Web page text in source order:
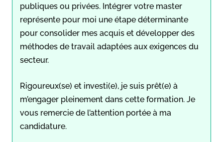
publiques ou privées. Intégrer votre master
représente pour moi une étape déterminante
pour consolider mes acquis et développer des
méthodes de travail adaptées aux exigences du
secteur.
Rigoureux(se) et investi(e), je suis prêt(e) à
m’engager pleinement dans cette formation. Je
vous remercie de l’attention portée à ma
candidature.